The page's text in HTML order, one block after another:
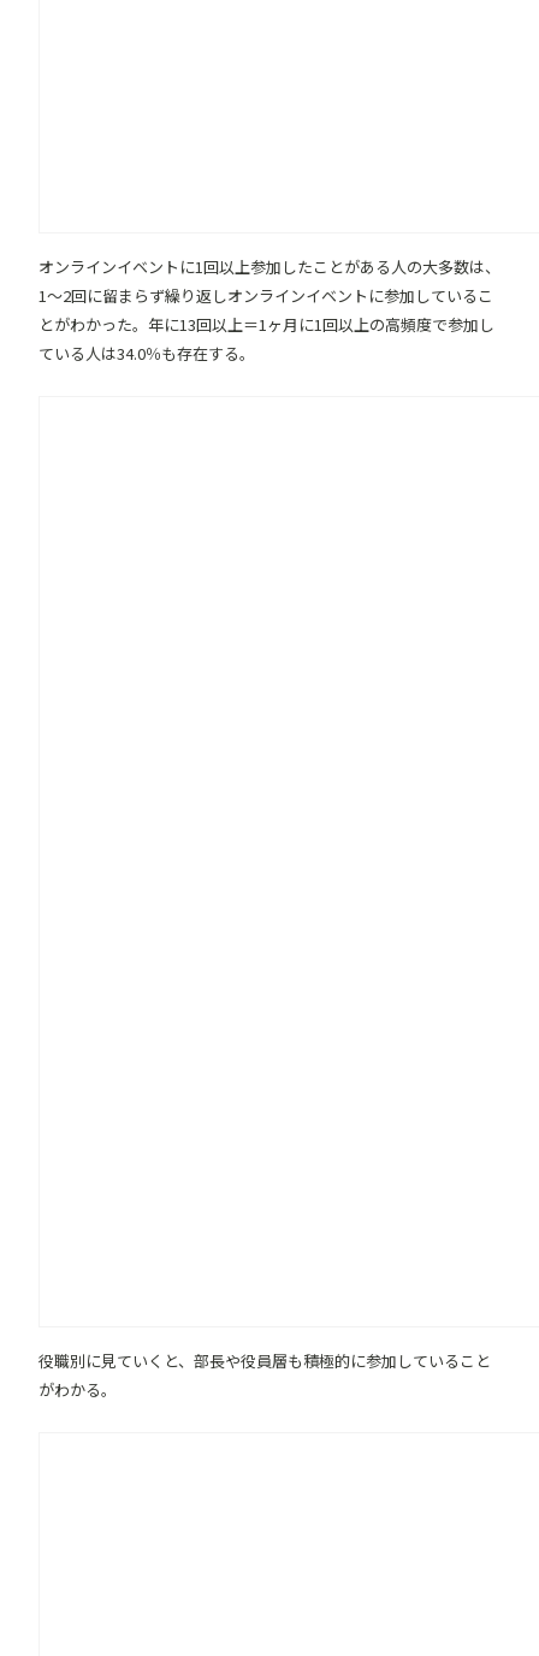
オンラインイベントに1回以上参加したことがある人の大多数は、
1〜2回に留まらず繰り返しオンラインイベントに参加しているこ
とがわかった。年に13回以上＝1ヶ月に1回以上の高頻度で参加し
ている人は34.0％も存在する。
役職別に見ていくと、部長や役員層も積極的に参加していること
がわかる。